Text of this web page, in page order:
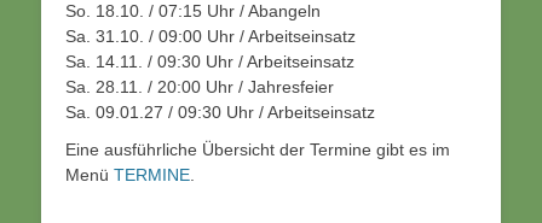
So. 18.10. / 07:15 Uhr / Abangeln
Sa. 31.10. / 09:00 Uhr / Arbeitseinsatz
Sa. 14.11. / 09:30 Uhr / Arbeitseinsatz
Sa. 28.11. / 20:00 Uhr / Jahresfeier
Sa. 09.01.27 / 09:30 Uhr / Arbeitseinsatz
Eine ausführliche Übersicht der Termine gibt es im
Menü TERMINE